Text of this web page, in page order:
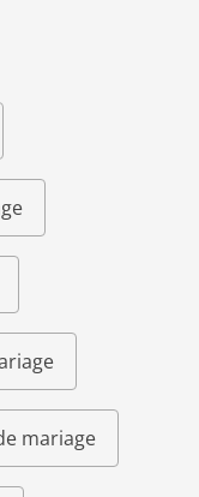
mariage